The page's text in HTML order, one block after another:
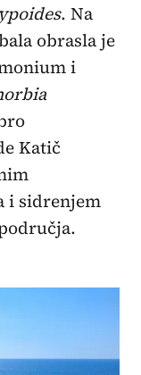
. Na
obrasla je
i
Katič
i sidrenjem